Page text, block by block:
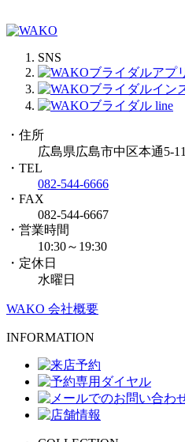
SNS
・住所
広島県広島市中区本通5-11
・TEL
082-544-6666
・FAX
082-544-6667
・営業時間
10:30～19:30
・定休日
水曜日
WAKO 会社概要
INFORMATION